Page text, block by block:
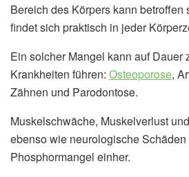
Bereich des Körpers kann betroffen
findet sich praktisch in jeder
Ein solcher Mangel kann auf Dauer
Krankheiten führen: Osteoporose,
Zähnen und Parodontose.
Muskelschwäche, Muskelverlust
ebenso wie neurologische
Phosphormangel einher.